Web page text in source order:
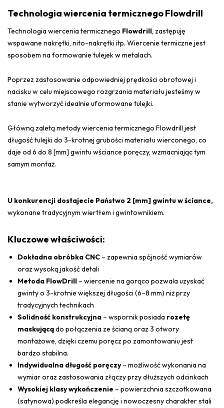
Technologia wiercenia termicznego Flowdrill
Technologia wiercenia termicznego Flowdrill, zastępuję
wspawane nakrętki, nito-nakrętki itp. Wiercenie termiczne jest
sposobem na formowanie tulejek w metalach.
Poprzez zastosowanie odpowiedniej prędkości obrotowej i
nacisku w celu miejscowego rozgrzania materiału jesteśmy w
stanie wytworzyć idealnie uformowane tulejki.
Główną zaletą metody wiercenia termicznego Flowdrill jest
długość tulejki do 3-krotnej grubości materiału wierconego, co
daje od 6 do 8 [mm] gwintu wściance poręczy, wzmacniając tym
samym montaż.
U konkurencji dostajecie Państwo 2 [mm] gwintu w ściance,
wykonane tradycyjnym wiertłem i gwintownikiem.
Kluczowe właściwości:
Dokładna obróbka CNC – zapewnia spójność wymiarów
oraz wysoką jakość detali
Metoda FlowDrill – wiercenie na gorąco pozwala uzyskać
gwinty o 3-krotnie większej długości (6–8 mm) niż przy
tradycyjnych technikach
Solidność konstrukcyjna – wspornik posiada rozetę
maskującądo połączenia ze ścianą oraz 3 otwory
montażowe, dzięki czemu poręcz po zamontowaniu jest
bardzo stabilna.
Indywidualna długość poręczy– możliwość wykonania na
wymiar oraz zastosowania złączy przy dłuższych odcinkach
Wysokiej klasy wykończenie – powierzchnia szczotkowana
(satynowa) podkreśla elegancję i nowoczesny charakter stali